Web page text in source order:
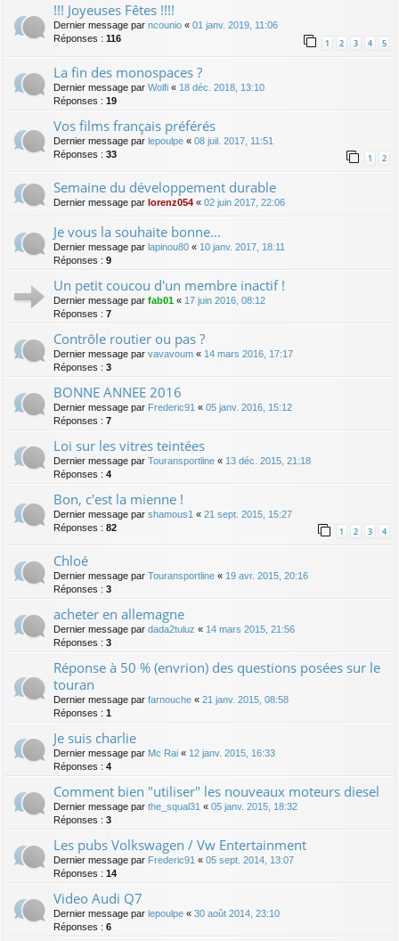
!!! Joyeuses Fêtes !!!!
Dernier message par ncounio « 01 janv. 2019, 11:06
Réponses : 116 1 2 3 4 5
La fin des monospaces ?
Dernier message par Wolfi « 18 déc. 2018, 13:10
Réponses : 19
Vos films français préférés
Dernier message par lepoulpe « 08 juil. 2017, 11:51
Réponses : 33 1 2
Semaine du développement durable
Dernier message par lorenz054 « 02 juin 2017, 22:06
Je vous la souhaite bonne...
Dernier message par lapinou80 « 10 janv. 2017, 18:11
Réponses : 9
Un petit coucou d'un membre inactif !
Dernier message par fab01 « 17 juin 2016, 08:12
Réponses : 7
Contrôle routier ou pas ?
Dernier message par vavavoum « 14 mars 2016, 17:17
Réponses : 3
BONNE ANNEE 2016
Dernier message par Frederic91 « 05 janv. 2016, 15:12
Réponses : 7
Loi sur les vitres teintées
Dernier message par Touransportline « 13 déc. 2015, 21:18
Réponses : 4
Bon, c'est la mienne !
Dernier message par shamous1 « 21 sept. 2015, 15:27
Réponses : 82 1 2 3 4
Chloé
Dernier message par Touransportline « 19 avr. 2015, 20:16
Réponses : 3
acheter en allemagne
Dernier message par dada2tuluz « 14 mars 2015, 21:56
Réponses : 3
Réponse à 50 % (envrion) des questions posées sur le
touran
Dernier message par farnouche « 21 janv. 2015, 08:58
Réponses : 1
Je suis charlie
Dernier message par Mc Rai « 12 janv. 2015, 16:33
Réponses : 4
Comment bien "utiliser" les nouveaux moteurs diesel
Dernier message par the_squal31 « 05 janv. 2015, 18:32
Réponses : 3
Les pubs Volkswagen / Vw Entertainment
Dernier message par Frederic91 « 05 sept. 2014, 13:07
Réponses : 14
Video Audi Q7
Dernier message par lepoulpe « 30 août 2014, 23:10
Réponses : 6